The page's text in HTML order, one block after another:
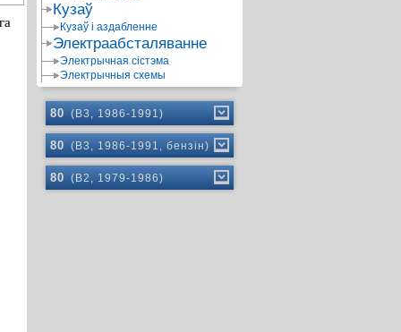
Кузаў
Кузаў і аздабленне
Электраабсталяванне
Электрычная сістэма
Электрычныя схемы
80 (B3, 1986-1991)
80 (B3, 1986-1991, бензін)
80 (B2, 1979-1986)